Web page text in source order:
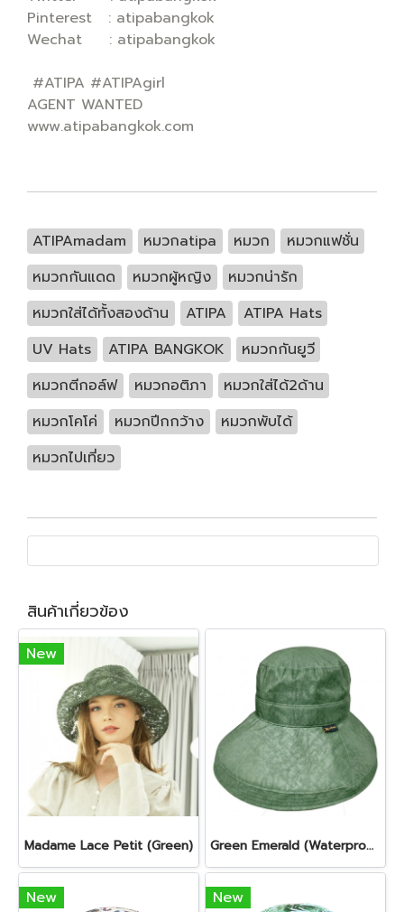
Pinterest : atipabangkok
Wechat : atipabangkok
#ATIPA #ATIPAgirl
AGENT WANTED
www.atipabangkok.com
ATIPAmadam หมวกatipa หมวก
หมวกแฟชั่น
หมวกกันแดด
หมวกผู้หญิง
หมวกน่ารัก
หมวกใส่ได้ทั้งสองด้าน
ATIPA
ATIPA Hats
UV Hats
ATIPA BANGKOK
หมวกกันยูวี
หมวกตีกอล์ฟ
หมวกอติภา
หมวกใส่ได้2ด้าน
หมวกโคโค่
หมวกปีกกว้าง
หมวกพับได้
หมวกไปเที่ยว
สินค้าเกี่ยวข้อง
New
Madame Lace Petit (Green) Green Emerald (Waterproof)
New New